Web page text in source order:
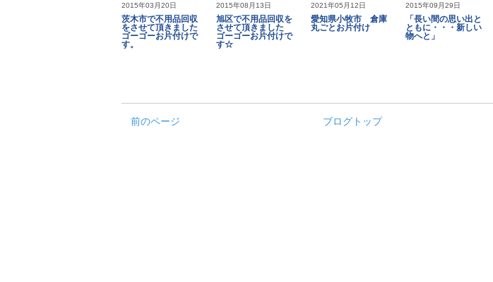
2015年03月20日
茨木市で不用品回収
をさせて頂きました
ゴーゴーお片付けで
す。
2015年08月13日
旭区で不用品回収を
させて頂きました
ゴーゴーお片付けで
す☆
2021年05月12日
愛知県小牧市 倉庫
丸ごとお片付け
2015年09月29日
「長い間の思い出と
ともに・・・新しい
物へと」
前のページ ブログトップ